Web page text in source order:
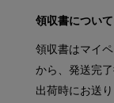
領収書について
領収書はマイ
から、発送完
出荷時にお送